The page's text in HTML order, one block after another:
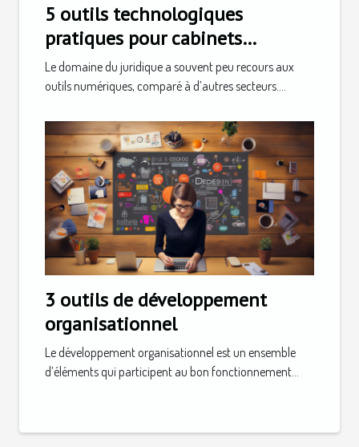
5 outils technologiques
pratiques pour cabinets
d'avocats
Le domaine du juridique a souvent peu recours aux
outils numériques, comparé à d’autres secteurs....
3 outils de développement
organisationnel
Le développement organisationnel est un ensemble
d’éléments qui participent au bon fonctionnement...